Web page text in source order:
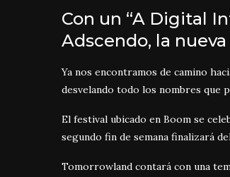
Con un “A Digital
Adscendo, la
Ya nos encontramos de camino
desvelando todo los nombres que
El festival ubicado en Boom se
segundo fin de semana finalizará
Tomorrowland contará con una